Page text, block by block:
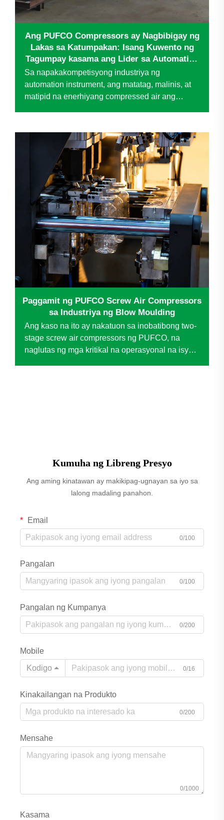
Ang PUFCO Compressors ay Nagbibigay ng
Lakas sa Katumpakan: Isang Kuwento ng
Tagumpay kasama ang Lider sa Automation
Instrument
Sa napakakompetisyong industriya ng
automation instrument, ang matatag, malinis, at
matipid na enerhiyang compressed air ang
ng operasyon, at pangmatagalang kontrol sa
gastos. Nang harapin ng isang kilalang...
Paggamit ng PUFCO Screw Air Compressors
sa Industriya ng Blow Moulding
Ang kaso na ito ay nakatuon sa inobatibong two-
stage screw air compressors ng PUFCO, na
naglutas ng mga kritikal na operasyonal na isyu
Kumuha ng Libreng Presyo
Ang aming kinatawan ay makikipag-ugnayan sa iyo sa
lalong madaling panahon.
Email
0/100
Pangalan
0/100
Pangalan ng Kumpanya
0/200
Mobile
Kodigo
0/16
Kinakailangan na Produkto
0/200
Mensahe
0/1000
Kasama